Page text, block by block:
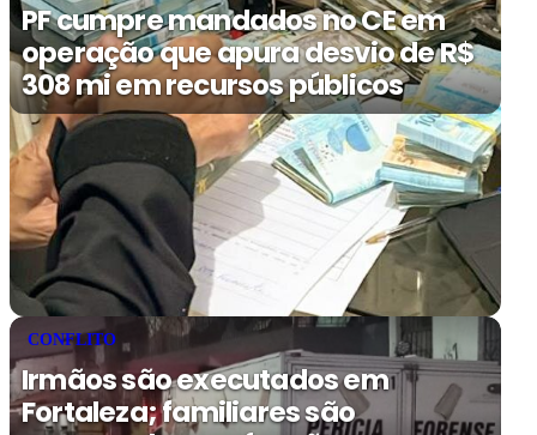
PF cumpre mandados no CE em
operação que apura desvio de R$
308 mi em recursos públicos
CONFLITO
Irmãos são executados em
Fortaleza; familiares são